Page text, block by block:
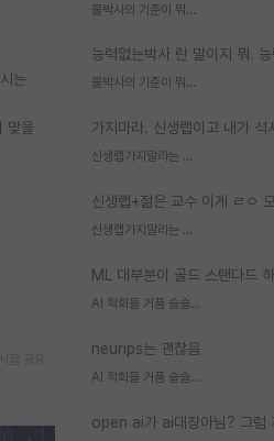
물박사의 기준이 뭐임?
물박사의 기준이 뭐임?
신생랩가지말라는 이유가 있었구나
신생랩가지말라는 이유가 있었구나
AI 학회들 거품 슬슬 지적이 나오네요
neurips는 괜찮음
AI 학회들 거품 슬슬 지적이 나오네요
는
맞을